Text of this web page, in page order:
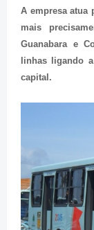
A empresa atua
mais
Guanabara e
linhas ligando
capital.